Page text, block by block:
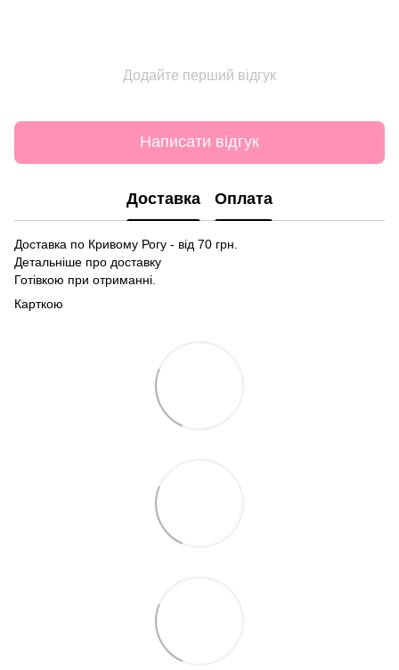
Додайте перший відгук
Написати відгук
Доставка Оплата
Доставка по Кривому Рогу - від 70 грн.
Детальніше про доставку
Готівкою при отриманні.
Карткою